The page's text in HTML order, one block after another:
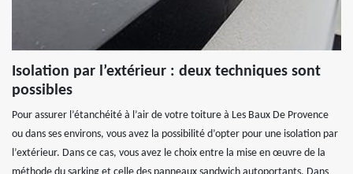
Isolation par l’extérieur : deux techniques sont
possibles
Pour assurer l’étanchéité à l’air de votre toiture à Les Baux De Provence
ou dans ses environs, vous avez la possibilité d’opter pour une isolation par
l’extérieur. Dans ce cas, vous avez le choix entre la mise en œuvre de la